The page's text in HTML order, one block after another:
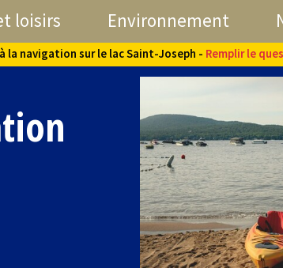
loisirs Environnement
la navigation sur le lac Saint-Joseph - Remplir le